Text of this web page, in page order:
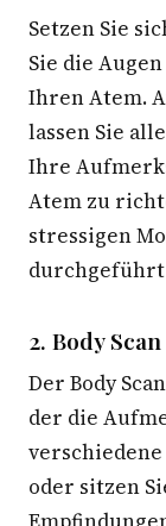
Setzen Sie
Sie die
Ihren Atem.
lassen Sie
Ihre
Atem zu
stressigen
2. Body Scan
Der Body
der die
oder sitzen